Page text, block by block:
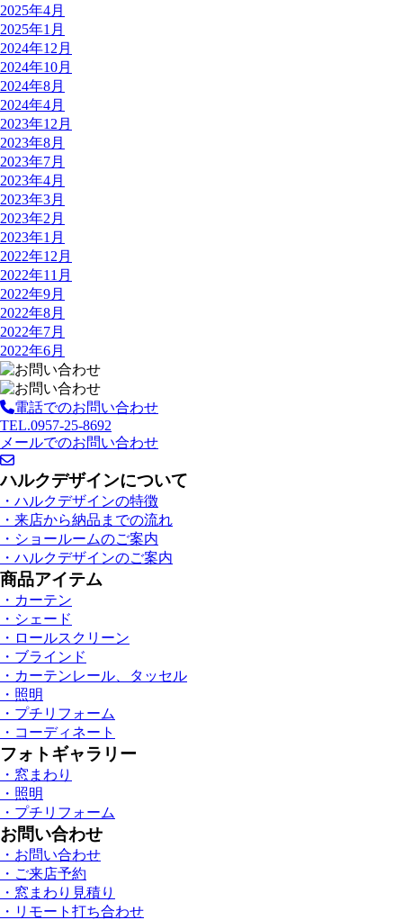
2025年4月
2025年1月
2024年12月
2024年10月
2024年8月
2024年4月
2023年12月
2023年8月
2023年7月
2023年4月
2023年3月
2023年2月
2023年1月
2022年12月
2022年11月
2022年9月
2022年8月
2022年7月
2022年6月
電話でのお問い合わせ
TEL.0957-25-8692
メールでのお問い合わせ
ハルクデザインについて
・ハルクデザインの特徴
・来店から納品までの流れ
・ショールームのご案内
・ハルクデザインのご案内
商品アイテム
・カーテン
・シェード
・ロールスクリーン
・ブラインド
・カーテンレール、タッセル
・照明
・プチリフォーム
・コーディネート
フォトギャラリー
・窓まわり
・照明
・プチリフォーム
お問い合わせ
・お問い合わせ
・ご来店予約
・窓まわり見積り
・リモート打ち合わせ